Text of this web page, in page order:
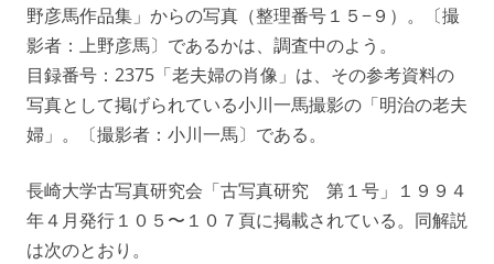
野彦馬作品集」からの写真（整理番号１５−９）。〔撮
影者：上野彦馬〕であるかは、調査中のよう。
目録番号：2375「老夫婦の肖像」は、その参考資料の
写真として掲げられている小川一馬撮影の「明治の老夫
婦」。〔撮影者：小川一馬〕である。
長崎大学古写真研究会「古写真研究 第１号」１９９４
年４月発行１０５〜１０７頁に掲載されている。同解説
は次のとおり。